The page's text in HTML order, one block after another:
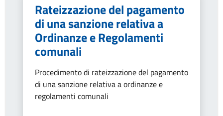
Rateizzazione del pagamento
di una sanzione relativa a
Ordinanze e Regolamenti
comunali
Procedimento di rateizzazione del pagamento
di una sanzione relativa a ordinanze e
regolamenti comunali